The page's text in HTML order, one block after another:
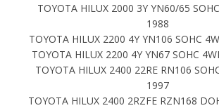
TOYOTA HILUX 2000 3Y YN60/65
1988
TOYOTA HILUX 2200 4Y YN106 SOHC
TOYOTA HILUX 2200 4Y YN67 SOHC
TOYOTA HILUX 2400 22RE RN106
1997
TOYOTA HILUX 2400 2RZFE RZN168